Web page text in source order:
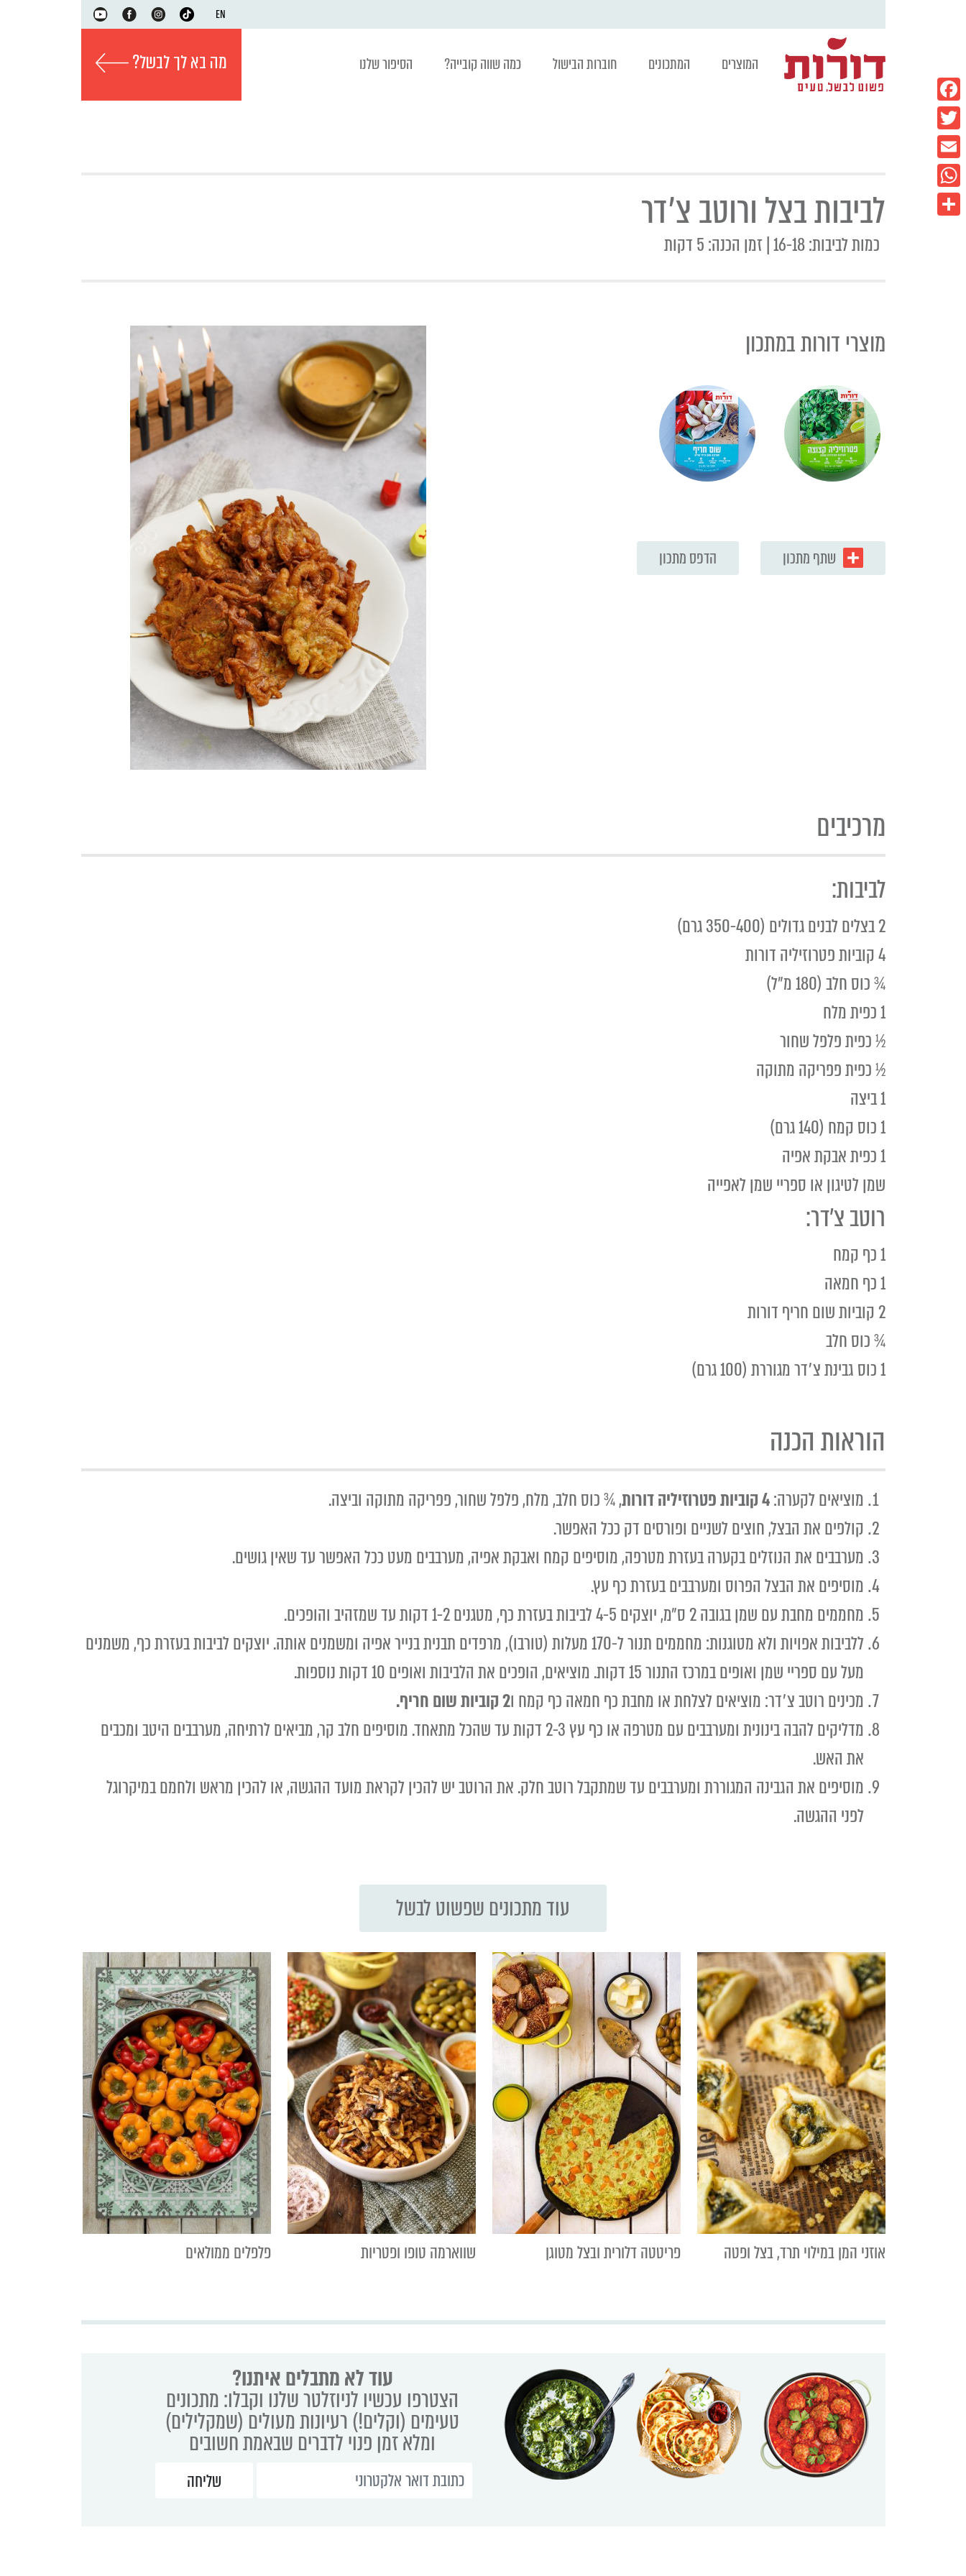
EN
המוצרים המתכונים חוברות הבישול כמה שווה קובייה? הסיפור שלנו מה בא לך לבשל?
לביבות בצל ורוטב צ׳דר
כמות לביבות: 16-18 | זמן הכנה: 5 דקות
מוצרי דורות במתכון
הדפס מתכון שתף מתכון
מרכיבים
לביבות:
2 בצלים לבנים גדולים (350-400 גרם)
4 קוביות פטרוזיליה דורות
¾ כוס חלב (180 מ״ל)
1 כפית מלח
½ כפית פלפל שחור
½ כפית פפריקה מתוקה
1 ביצה
1 כוס קמח (140 גרם)
1 כפית אבקת אפיה
שמן לטיגון או ספריי שמן לאפייה
רוטב צ'דר:
1 כף קמח
1 כף חמאה
2 קוביות שום חריף דורות
¾ כוס חלב
1 כוס גבינת צ׳דר מגוררת (100 גרם)
הוראות הכנה
מוציאים לקערה:4 קוביות פטרוזיליה דורות ,¾ כוס חלב, מלח, פלפל שחור, פפריקה מתוקה וביצה.
קולפים את הבצל, חוצים לשניים ופורסים דק ככל האפשר.
מערבבים את הנוזלים בקערה בעזרת מטרפה, מוסיפים קמח ואבקת אפיה, מערבבים מעט ככל האפשר עד שאין גושים.
מוסיפים את הבצל הפרוס ומערבבים בעזרת כף עץ.
מחממים מחבת עם שמן בגובה 2 ס״מ, יוצקים 4-5 לביבות בעזרת כף, מטגנים 1-2 דקות עד שמזהיב והופכים.
ללביבות אפויות ולא מטוגנות: מחממים תנור ל-170 מעלות (טורבו), מרפדים תבנית בנייר אפיה ומשמנים אותה. יוצקים לביבות בעזרת כף, משמנים
מעל עם ספריי שמן ואופים במרכז התנור 15 דקות. מוציאים, הופכים את הלביבות ואופים 10 דקות נוספות.
מכינים רוטב צ׳דר: מוציאים לצלחת או מחבת כף חמאה כף קמח ו2 קוביות שום חריף.
מדליקים להבה בינונית ומערבבים עם מטרפה או כף עץ 2-3 דקות עד שהכל מתאחד. מוסיפים חלב קר, מביאים לרתיחה, מערבבים היטב ומכבים
את האש.
מוסיפים את הגבינה המגוררת ומערבבים עד שמתקבל רוטב חלק. את הרוטב יש להכין לקראת מועד ההגשה, או להכין מראש ולחמם במיקרוגל
לפני ההגשה.
עוד מתכונים שפשוט לבשל
אוזני המן במילוי תרד, בצל ופטה פריטטה דלורית ובצל מטוגן שווארמה טופו ופטריות פלפלים ממולאים
עוד לא מתבלים איתנו?
הצטרפו עכשיו לניוזלטר שלנו וקבלו: מתכונים
טעימים (וקלים!) רעיונות מעולים (שמקלילים)
ומלא זמן פנוי לדברים שבאמת חשובים
Facebook
Twitter
Email
WhatsApp